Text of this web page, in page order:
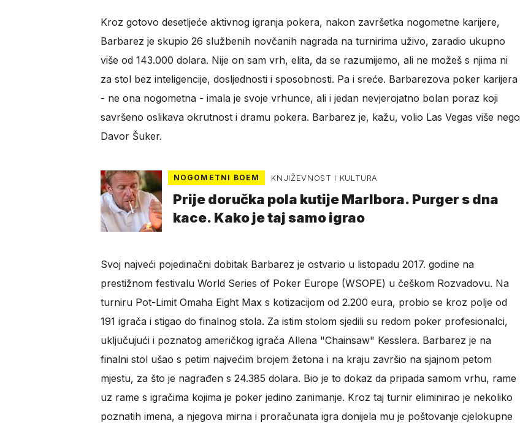
Kroz gotovo desetljeće aktivnog igranja pokera, nakon završetka nogometne karijere,
Barbarez je skupio 26 službenih novčanih nagrada na turnirima uživo, zaradio ukupno
više od 143.000 dolara. Nije on sam vrh, elita, da se razumijemo, ali ne možeš s njima ni
za stol bez inteligencije, dosljednosti i sposobnosti. Pa i sreće. Barbarezova poker karijera
- ne ona nogometna - imala je svoje vrhunce, ali i jedan nevjerojatno bolan poraz koji
savršeno oslikava okrutnost i dramu pokera. Barbarez je, kažu, volio Las Vegas više nego
Davor Šuker.
NOGOMETNI BOEM KNJIŽEVNOST I KULTURA
Prije doručka pola kutije Marlbora. Purger s dna
kace. Kako je taj samo igrao
Svoj najveći pojedinačni dobitak Barbarez je ostvario u listopadu 2017. godine na
prestižnom festivalu World Series of Poker Europe (WSOPE) u češkom Rozvadovu. Na
turniru Pot-Limit Omaha Eight Max s kotizacijom od 2.200 eura, probio se kroz polje od
191 igrača i stigao do finalnog stola. Za istim stolom sjedili su redom poker profesionalci,
uključujući i poznatog američkog igrača Allena "Chainsaw" Kesslera. Barbarez je na
finalni stol ušao s petim najvećim brojem žetona i na kraju završio na sjajnom petom
mjestu, za što je nagrađen s 24.385 dolara. Bio je to dokaz da pripada samom vrhu, rame
uz rame s igračima kojima je poker jedino zanimanje. Kroz taj turnir eliminirao je nekoliko
poznatih imena, a njegova mirna i proračunata igra donijela mu je poštovanje cjelokupne